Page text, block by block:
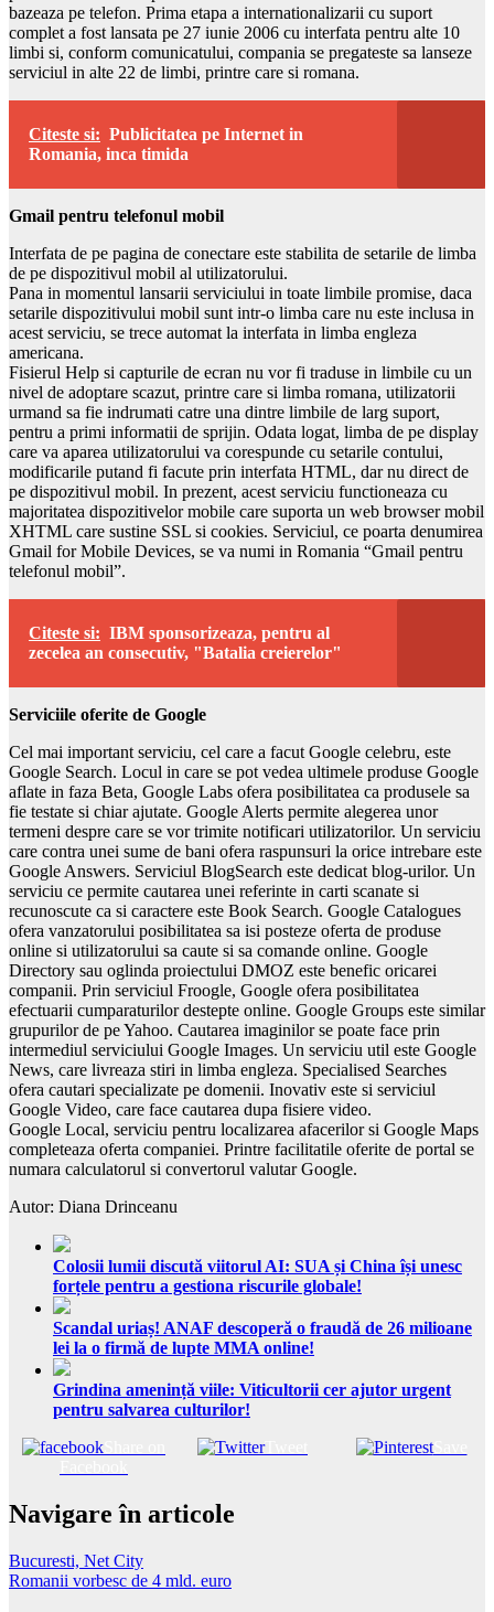
bazeaza pe telefon. Prima etapa a internationalizarii cu suport
complet a fost lansata pe 27 iunie 2006 cu interfata pentru alte 10
limbi si, conform comunicatului, compania se pregateste sa lanseze
serviciul in alte 22 de limbi, printre care si romana.
Citeste si: Publicitatea pe Internet in
Romania, inca timida
Gmail pentru telefonul mobil
Interfata de pe pagina de conectare este stabilita de setarile de limba
de pe dispozitivul mobil al utilizatorului.
Pana in momentul lansarii serviciului in toate limbile promise, daca
setarile dispozitivului mobil sunt intr-o limba care nu este inclusa in
acest serviciu, se trece automat la interfata in limba engleza
americana.
Fisierul Help si capturile de ecran nu vor fi traduse in limbile cu un
nivel de adoptare scazut, printre care si limba romana, utilizatorii
urmand sa fie indrumati catre una dintre limbile de larg suport,
pentru a primi informatii de sprijin. Odata logat, limba de pe display
care va aparea utilizatorului va corespunde cu setarile contului,
modificarile putand fi facute prin interfata HTML, dar nu direct de
pe dispozitivul mobil. In prezent, acest serviciu functioneaza cu
majoritatea dispozitivelor mobile care suporta un web browser mobil
XHTML care sustine SSL si cookies. Serviciul, ce poarta denumirea
Gmail for Mobile Devices, se va numi in Romania “Gmail pentru
telefonul mobil”.
Citeste si: IBM sponsorizeaza, pentru al
zecelea an consecutiv, "Batalia creierelor"
Serviciile oferite de Google
Cel mai important serviciu, cel care a facut Google celebru, este
Google Search. Locul in care se pot vedea ultimele produse Google
aflate in faza Beta, Google Labs ofera posibilitatea ca produsele sa
fie testate si chiar ajutate. Google Alerts permite alegerea unor
termeni despre care se vor trimite notificari utilizatorilor. Un serviciu
care contra unei sume de bani ofera raspunsuri la orice intrebare este
Google Answers. Serviciul BlogSearch este dedicat blog-urilor. Un
serviciu ce permite cautarea unei referinte in carti scanate si
recunoscute ca si caractere este Book Search. Google Catalogues
ofera vanzatorului posibilitatea sa isi posteze oferta de produse
online si utilizatorului sa caute si sa comande online. Google
Directory sau oglinda proiectului DMOZ este benefic oricarei
companii. Prin serviciul Froogle, Google ofera posibilitatea
efectuarii cumparaturilor destepte online. Google Groups este similar
grupurilor de pe Yahoo. Cautarea imaginilor se poate face prin
intermediul serviciului Google Images. Un serviciu util este Google
News, care livreaza stiri in limba engleza. Specialised Searches
ofera cautari specializate pe domenii. Inovativ este si serviciul
Google Video, care face cautarea dupa fisiere video.
Google Local, serviciu pentru localizarea afacerilor si Google Maps
completeaza oferta companiei. Printre facilitatile oferite de portal se
numara calculatorul si convertorul valutar Google.
Autor: Diana Drinceanu
Colosii lumii discută viitorul AI: SUA și China își unesc
forțele pentru a gestiona riscurile globale!
Scandal uriaș! ANAF descoperă o fraudă de 26 milioane
lei la o firmă de lupte MMA online!
Grindina amenință viile: Viticultorii cer ajutor urgent
pentru salvarea culturilor!
Tweet Save
Navigare în articole
Bucuresti, Net City
Romanii vorbesc de 4 mld. euro